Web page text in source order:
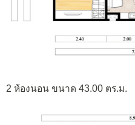
2 ห้องนอน ขนาด 43.00 ตร.ม.